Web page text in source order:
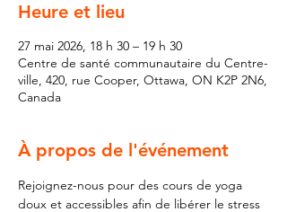
Heure et lieu
27 mai 2026, 18 h 30 – 19 h 30
Centre de santé communautaire du Centre-
ville, 420, rue Cooper, Ottawa, ON K2P 2N6,
Canada
À propos de l'événement
Rejoignez-nous pour des cours de yoga
doux et accessibles afin de libérer le stress